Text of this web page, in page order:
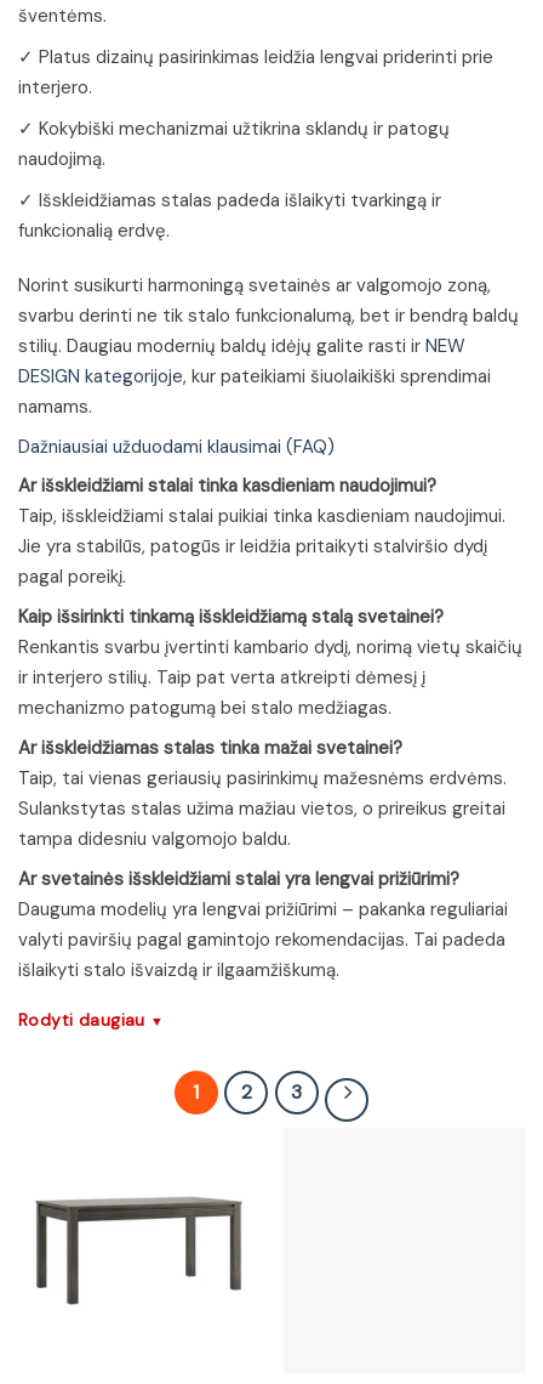
šventėms.
✓ Platus dizainų pasirinkimas leidžia lengvai priderinti prie
interjero.
✓ Kokybiški mechanizmai užtikrina sklandų ir patogų
naudojimą.
✓ Išskleidžiamas stalas padeda išlaikyti tvarkingą ir
funkcionalią erdvę.
Norint susikurti harmoningą svetainės ar valgomojo zoną,
svarbu derinti ne tik stalo funkcionalumą, bet ir bendrą baldų
stilių. Daugiau modernių baldų idėjų galite rasti ir NEW
DESIGN kategorijoje, kur pateikiami šiuolaikiški sprendimai
namams.
Dažniausiai užduodami klausimai (FAQ)
Ar išskleidžiami stalai tinka kasdieniam naudojimui?
Taip, išskleidžiami stalai puikiai tinka kasdieniam naudojimui.
Jie yra stabilūs, patogūs ir leidžia pritaikyti stalviršio dydį
pagal poreikį.
Kaip išsirinkti tinkamą išskleidžiamą stalą svetainei?
Renkantis svarbu įvertinti kambario dydį, norimą vietų skaičių
ir interjero stilių. Taip pat verta atkreipti dėmesį į
mechanizmo patogumą bei stalo medžiagas.
Ar išskleidžiamas stalas tinka mažai svetainei?
Taip, tai vienas geriausių pasirinkimų mažesnėms erdvėms.
Sulankstytas stalas užima mažiau vietos, o prireikus greitai
tampa didesniu valgomojo baldu.
Ar svetainės išskleidžiami stalai yra lengvai prižiūrimi?
Dauguma modelių yra lengvai prižiūrimi – pakanka reguliariai
valyti paviršių pagal gamintojo rekomendacijas. Tai padeda
išlaikyti stalo išvaizdą ir ilgaamžiškumą.
Rodyti daugiau ▼
1 2 3